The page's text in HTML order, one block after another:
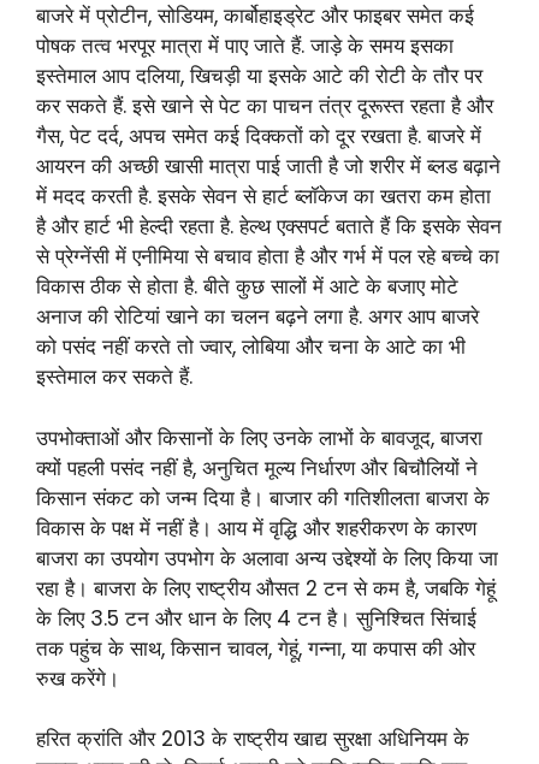
बाजरे में प्रोटीन, सोडियम, कार्बोहाइड्रेट और फाइबर समेत कई
पोषक तत्व भरपूर मात्रा में पाए जाते हैं. जाड़े के समय इसका
इस्तेमाल आप दलिया, खिचड़ी या इसके आटे की रोटी के तौर पर
कर सकते हैं. इसे खाने से पेट का पाचन तंत्र दूरूस्त रहता है और
गैस, पेट दर्द, अपच समेत कई दिक्कतों को दूर रखता है. बाजरे में
आयरन की अच्छी खासी मात्रा पाई जाती है जो शरीर में ब्लड बढ़ाने
में मदद करती है. इसके सेवन से हार्ट ब्लॉकेज का खतरा कम होता
है और हार्ट भी हेल्दी रहता है. हेल्थ एक्सपर्ट बताते हैं कि इसके सेवन
से प्रेग्‍नेंसी में एनीमिया से बचाव होता है और गर्भ में पल रहे बच्चे का
विकास ठीक से होता है. बीते कुछ सालों में आटे के बजाए मोटे
अनाज की रोटियां खाने का चलन बढ़ने लगा है. अगर आप बाजरे
को पसंद नहीं करते तो ज्वार, लोबिया और चना के आटे का भी
इस्तेमाल कर सकते हैं.
उपभोक्ताओं और किसानों के लिए उनके लाभों के बावजूद, बाजरा
क्यों पहली पसंद नहीं है, अनुचित मूल्य निर्धारण और बिचौलियों ने
किसान संकट को जन्म दिया है। बाजार की गतिशीलता बाजरा के
विकास के पक्ष में नहीं है। आय में वृद्धि और शहरीकरण के कारण
बाजरा का उपयोग उपभोग के अलावा अन्य उद्देश्यों के लिए किया जा
रहा है। बाजरा के लिए राष्ट्रीय औसत 2 टन से कम है, जबकि गेहूं
के लिए 3.5 टन और धान के लिए 4 टन है। सुनिश्चित सिंचाई
तक पहुंच के साथ, किसान चावल, गेहूं, गन्ना, या कपास की ओर
रुख करेंगे।
हरित क्रांति और 2013 के राष्ट्रीय खाद्य सुरक्षा अधिनियम के